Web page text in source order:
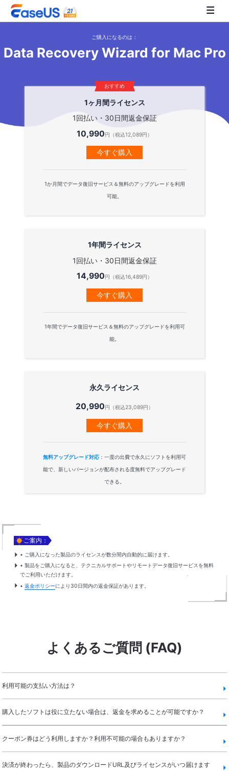
EaseUS
ご購入になるのは：
Data Recovery Wizard for Mac Pro
おすすめ
1ヶ月間ライセンス
1回払い・30日間返金保証
10,990円（税込12,089円）
今すぐ購入
1か月間でデータ復旧サービス＆無料のアップグレードを利用
可能。
1年間ライセンス
1回払い・30日間返金保証
14,990円（税込16,489円）
今すぐ購入
1年間でデータ復旧サービス＆無料のアップグレードを利用可
能。
永久ライセンス
20,990円（税込23,089円）
今すぐ購入
無料アップグレード対応 ：一度の出費で永久にソフトを利用可
能で、新しいバージョンが配布される度無料でアップグレード
できる。
ご案内：
• ご購入になった製品のライセンスが数分間内自動的に届けます。
• 製品をご購入になると、テクニカルサポートやリモートデータ復旧サービスを無料
でご利用いただけます。
• 返金ポリシーにより30日間内の返金保証があります。
よくあるご質問 (FAQ)
利用可能の支払い方法は？
購入したソフトは役に立たない場合は、返金を求めることが可能ですか？
クーポン券はどう利用しますか？利用不可能の場合もありますか？
決済が終わったら、製品のダウンロードURL及びライセンスがいつ届けます